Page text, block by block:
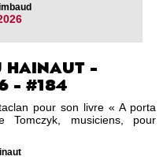
HAINAUT -
- #184
pour son livre « A porta
musiciens, pour